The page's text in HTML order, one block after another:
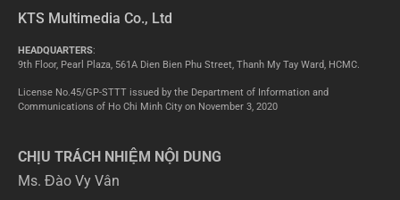
KTS Multimedia Co., Ltd
HEADQUARTERS:
9th Floor, Pearl Plaza, 561A Dien Bien Phu Street, Thanh My Tay Ward, HCMC.
License No.45/GP-STTT issued by the Department of Information and
Communications of Ho Chi Minh City on November 3, 2020
CHỊU TRÁCH NHIỆM NỘI DUNG
Ms. Đào Vy Vân